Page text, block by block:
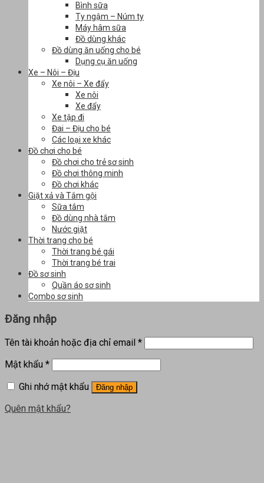
Bình sữa
Ty ngậm – Núm ty
Máy hâm sữa
Đồ dùng khác
Đồ dùng ăn uống cho bé
Dụng cụ ăn uống
Xe – Nôi – Địu
Xe nôi – Xe đẩy
Xe nôi
Xe đẩy
Xe tập đi
Đai – Địu cho bé
Các loại xe khác
Đồ chơi cho bé
Đồ chơi cho trẻ sơ sinh
Đồ chơi thông minh
Đồ chơi khác
Giặt xả và Tắm gội
Sữa tắm
Đồ dùng nhà tắm
Nước giặt
Thời trang cho bé
Thời trang bé gái
Thời trang bé trai
Đồ sơ sinh
Quần áo sơ sinh
Combo sơ sinh
Đăng nhập
Tên tài khoản hoặc địa chỉ email *
Mật khẩu *
Ghi nhớ mật khẩu
Đăng nhập
Quên mật khẩu?